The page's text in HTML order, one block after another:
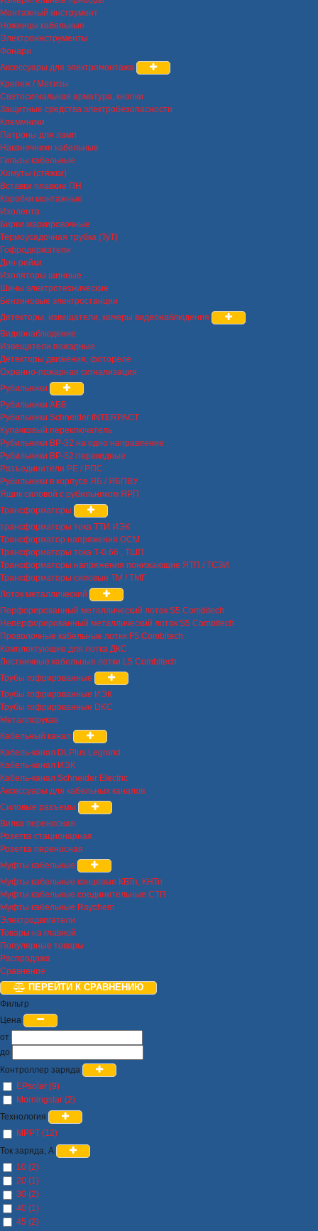
Монтажный инструмент
Ножницы кабельные
Электроинструменты
Фонари
Аксессуары для электромонтажа
Крепеж / Метизы
Светосигнальная арматура, кнопки
Защитные средства электробезопасности
Клеммники
Патроны для ламп
Наконечники кабельные
Гильзы кабельные
Хомуты (стяжки)
Вставки плавкие ПН
Коробки монтажные
Изолента
Бирки маркировочные
Термоусадочная трубка (ТуТ)
Гофродержатели
Дин-рейки
Изоляторы шинные
Шины электротехнические
Бензиновые электростанции
Детекторы, извещатели, камеры видеонаблюдения
Видеонаблюдение
Извещатели пожарные
Детекторы движения, фотореле
Охранно-пожарная сигнализация
Рубильники
Рубильники ABB
Рубильники Schneider INTERPACT
Кулачковый переключатель
Рубильники ВР-32 на одно направление
Рубильники ВР-32 перекидные
Разъединители РЕ / РПС
Рубильники в корпусе ЯБ / ЯБПВУ
Ящик силовой с рубильником ЯРП
Трансформаторы
трансформаторы тока ТТИ ИЭК
Трансформатор напряжения ОСМ
Трансформаторы тока Т-0.66 , ТШП
Трансформаторы напряжения понижающие ЯТП / ТСЗИ
Трансформаторы силовые ТМ / ТМГ
Лоток металлический
Перфорированный металлический лоток S5 Combitech
Неперфорированный металлический лоток S5 Combitech
Проволочные кабельные лотки F5 Combitech
Комплектующие для лотка ДКС
Лестничные кабельные лотки L5 Combitech
Трубы гофрированные
Трубы гофрированные ИЭК
Трубы гофрированные DKC
Металлорукав
Кабельный канал
Кабель-канал DLPlus Legrand
Кабель-канал ИЭК
Кабель-канал Schneider Electric
Аксессуары для кабельных каналов
Силовые разъемы
Вилка переносная
Розетка стационарная
Розетка переносная
Муфты кабельные
Муфты кабельные концевые КВТп, КНТп
Муфты кабельные соединительные СТП
Муфты кабельные Raychem
Электродвигатели
Товары на главной
Популярные товары
Распродажа
Сравнение
ПЕРЕЙТИ К СРАВНЕНИЮ
Фильтр
Цена
от
до
Контроллер заряда
EPsolar (9)
Morningstar (2)
Технология
MPPT (12)
Ток заряда, А
10 (2)
20 (1)
30 (2)
40 (1)
45 (2)